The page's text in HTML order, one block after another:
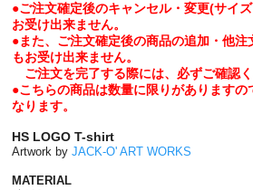
●ご注文確定後のキャンセル・変更(サイ
お受け出来ません。
●また、ご注文確定後の商品の追加・他注
もお受け出来ません。
ご注文を完了する際には、必ずご確認く
●こちらの商品は数量に限りがありますの
なります。
HS LOGO T-shirt
Artwork byJACK-O' ART WORKS
MATERIAL